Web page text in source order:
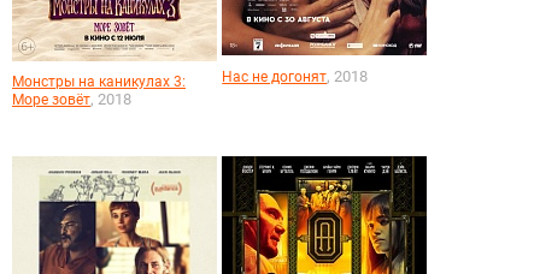
Монстры на каникулах 3:
Море зовёт, 2018
Нас не догонят, 2018